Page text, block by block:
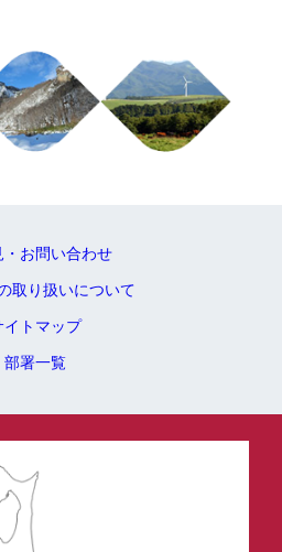
・お問い合わせ
取り扱いについて
イトマップ
部署一覧